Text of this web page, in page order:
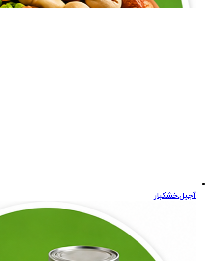
آجیل.خشکبار